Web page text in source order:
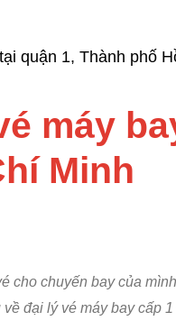
quận 1, Thành phố
máy
Minh
cho chuyến bay của
đại lý vé máy bay cấp